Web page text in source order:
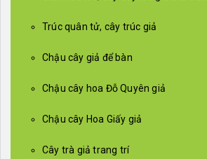
Trúc quân tử, cây trúc giả
Chậu cây giả để bàn
Chậu cây hoa Đỗ Quyên giả
Chậu cây Hoa Giấy giả
Cây trà giả trang trí